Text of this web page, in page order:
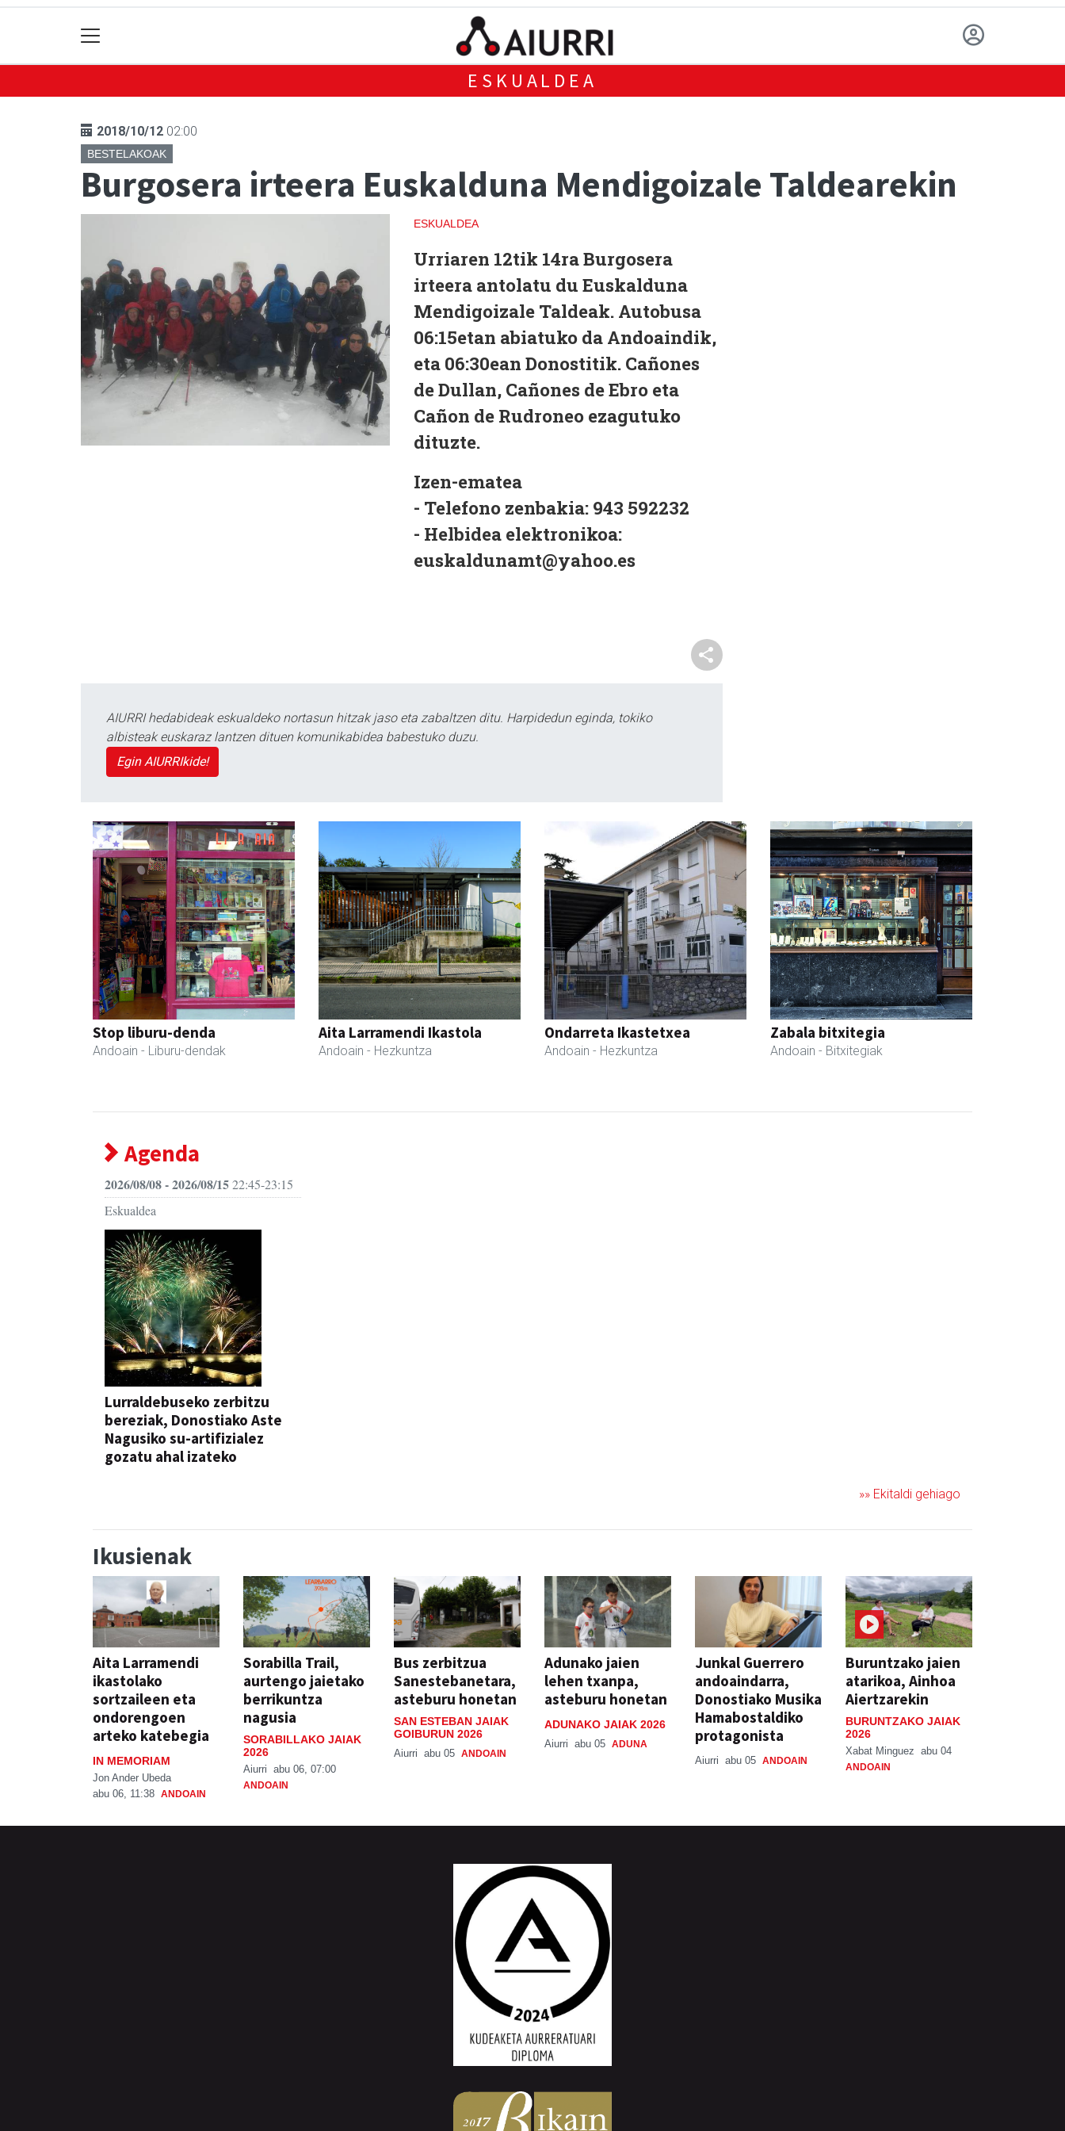
ESKUALDEA
2018/10/12 02:00
BESTELAKOAK
Burgosera irteera Euskalduna Mendigoizale Taldearekin
ESKUALDEA
Urriaren 12tik 14ra Burgosera
irteera antolatu du Euskalduna
Mendigoizale Taldeak. Autobusa
06:15etan abiatuko da Andoaindik,
eta 06:30ean Donostitik. Cañones
de Dullan, Cañones de Ebro eta
Cañon de Rudroneo ezagutuko
dituzte.
Izen-ematea
- Telefono zenbakia: 943 592232
- Helbidea elektronikoa:
euskaldunamt@yahoo.es
AIURRI hedabideak eskualdeko nortasun hitzak jaso eta zabaltzen ditu. Harpidedun eginda, tokiko
albisteak euskaraz lantzen dituen komunikabidea babestuko duzu.
Egin AIURRIkide!
Stop liburu-denda
Andoain - Liburu-dendak
Aita Larramendi Ikastola
Andoain - Hezkuntza
Ondarreta Ikastetxea
Andoain - Hezkuntza
Zabala bitxitegia
Andoain - Bitxitegiak
Agenda
2026/08/08 - 2026/08/1522:45-23:15
Eskualdea
Lurraldebuseko zerbitzu
bereziak, Donostiako Aste
Nagusiko su-artifizialez
gozatu ahal izateko
»» Ekitaldi gehiago
Ikusienak
Aita Larramendi
ikastolako
sortzaileen eta
ondorengoen
arteko katebegia
IN MEMORIAM
Jon Ander Ubeda
abu 06, 11:38 ANDOAIN
Sorabilla Trail,
aurtengo jaietako
berrikuntza
nagusia
SORABILLAKO JAIAK
2026
Aiurri abu 06, 07:00
ANDOAIN
Bus zerbitzua
Sanestebanetara,
asteburu honetan
SAN ESTEBAN JAIAK
GOIBURUN 2026
Aiurri abu 05 ANDOAIN
Adunako jaien
lehen txanpa,
asteburu honetan
ADUNAKO JAIAK 2026
Aiurri abu 05 ADUNA
Junkal Guerrero
andoaindarra,
Donostiako Musika
Hamabostaldiko
protagonista
Aiurri abu 05 ANDOAIN
Buruntzako jaien
atarikoa, Ainhoa
Aiertzarekin
BURUNTZAKO JAIAK
2026
Xabat Minguez abu 04
ANDOAIN